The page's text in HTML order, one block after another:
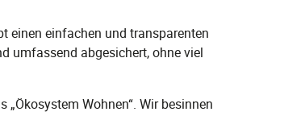
einen einfachen und transparenten
umfassend abgesichert, ohne viel
Wohnen“. Wir besinnen